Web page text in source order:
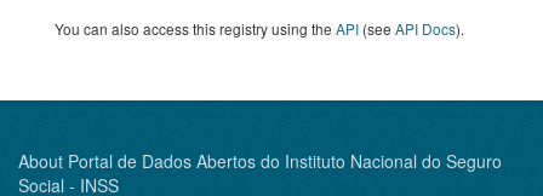
You can also access this registry using the API (see API Docs).
About Portal de Dados Abertos do Instituto Nacional do Seguro
Social - INSS